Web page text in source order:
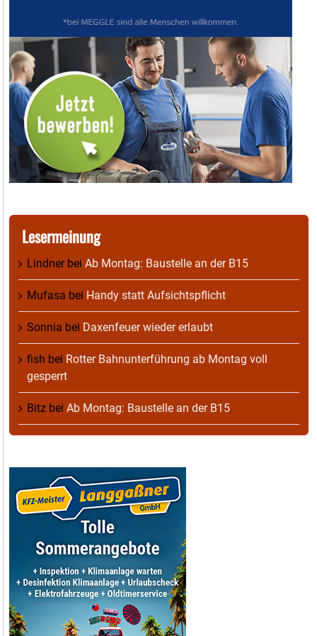
Lesermeinung
Lindnerbei Ab Montag: Baustelle an der B15
Mufasa bei Handy statt Aufsichtspflicht
Sonnia bei Daxenfeuer wieder erlaubt
fish bei Rotter Bahnunterführung ab Montag voll
gesperrt
Bitz bei Ab Montag: Baustelle an der B15